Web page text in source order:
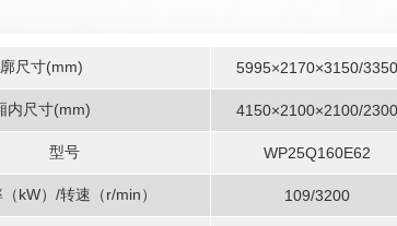
尺寸(mm) 5995×2170×3150/3350
内尺寸(mm) 4150×2100×2100/2300
型号 WP25Q160E62
kW）/转速（r/min） 109/3200